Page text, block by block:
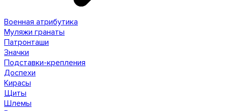
Военная атрибутика
Муляжи гранаты
Патронташи
Значки
Подставки-крепления
Доспехи
Кирасы
Щиты
Шлемы